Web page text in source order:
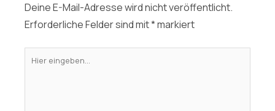
Deine E-Mail-Adresse wird nicht veröffentlicht.
Erforderliche Felder sind mit*markiert
Hier